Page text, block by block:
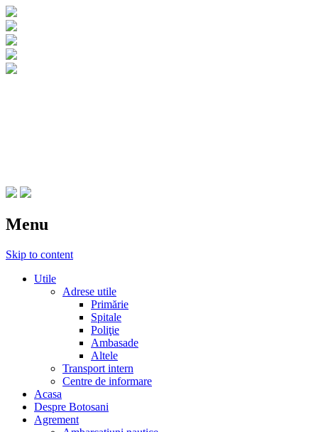
Menu
Skip to content
Utile
Adrese utile
Primărie
Spitale
Poliţie
Ambasade
Altele
Transport intern
Centre de informare
Acasa
Despre Botosani
Agrement